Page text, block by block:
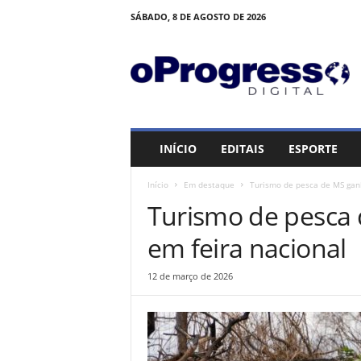
SÁBADO, 8 DE AGOSTO DE 2026
R
INÍCIO EDITAIS ESPORTE
Início Em destaque Turismo de pesca de MS
Turismo de
em feira nacional
12 de março de 2026